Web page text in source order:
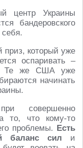
центр Украины
бандеровского
приз, который уже
оспаривать –
Те же США уже
начинать
совершенно
то, что кому-то
проблемы. Есть
баланс сил и